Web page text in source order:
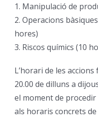
1. Manipulació de
2. Operacions
hores)
3. Riscos químics (10
L’horari de les
20.00 de dilluns a
el moment de
als horaris concrets de